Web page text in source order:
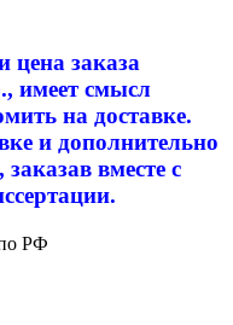
цена заказа
имеет смысл
на доставке.
и дополнительно
вместе с
РФ